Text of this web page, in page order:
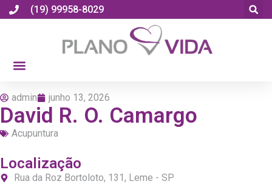
(19) 99958-8029
admin junho 13, 2026
David R. O. Camargo
Acupuntura
Localização
Rua da Roz Bortoloto, 131, Leme - SP